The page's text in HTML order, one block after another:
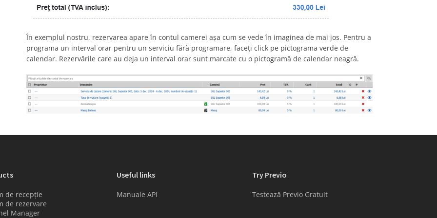
În exemplul nostru, rezervarea apare în contul camerei așa cum se vede în imaginea de mai jos. Pentru a
programa un interval orar pentru un serviciu fără programare, faceți click pe pictograma verde de
calendar. Rezervările care au deja un interval orar sunt marcate cu o pictogramă de calendar neagră.
de recepție
de rezervare
Manager
Useful links
Manuale API
Try Previo
Testează Previo Gratuit